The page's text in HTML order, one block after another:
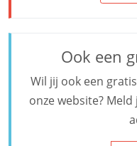
Ook een
Wil jij ook een
onze website?